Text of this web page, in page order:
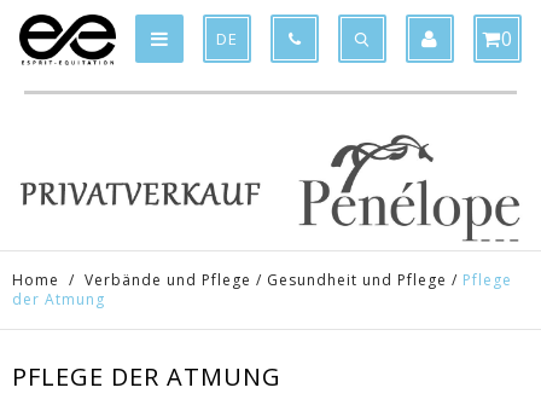
DE 0
Home / Verbände und Pflege / Gesundheit und Pflege / Pflege
der Atmung
PFLEGE DER ATMUNG
Product added to the cart x
Product deleted from the cart x